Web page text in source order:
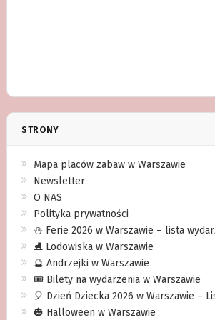
STRONY
Mapa placów zabaw w Warszawie
Newsletter
O NAS
Polityka prywatności
⛄️ Ferie 2026 w Warszawie – lista
⛸ Lodowiska w Warszawie
🔮 Andrzejki w Warszawie
🎟️ Bilety na wydarzenia w Warszawie
🎈 Dzień Dziecka 2026 w Warszawie –
🎃 Halloween w Warszawie